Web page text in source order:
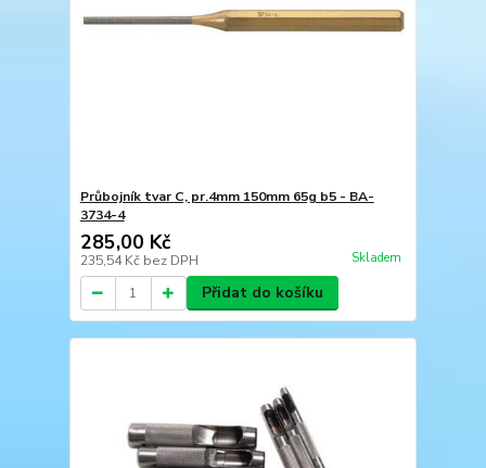
Průbojník tvar C, pr.4mm 150mm 65g b5 - BA-
3734-4
285,00 Kč
235,54 Kč bez DPH Skladem
Přidat do košíku